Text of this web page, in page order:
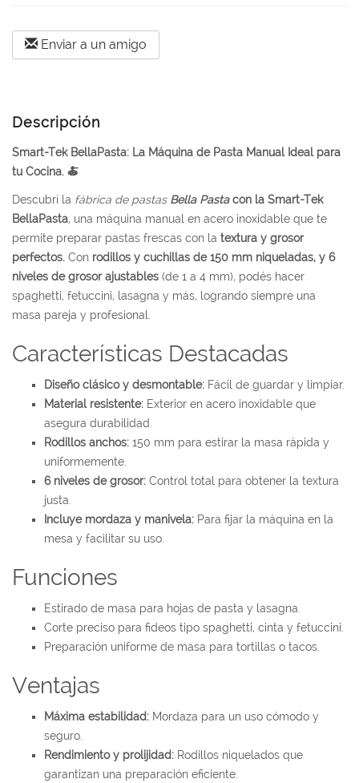
Enviar a un amigo
Descripción
Smart-Tek BellaPasta: La Máquina de Pasta Manual Ideal para
tu Cocina. 🍝
Descubrí la fábrica de pastasBella Pastacon la Smart-Tek
BellaPasta, una máquina manual en acero inoxidable que te
permite preparar pastas frescas con la textura y grosor
perfectos. Con rodillos y cuchillas de 150 mm niqueladas, y 6
niveles de grosor ajustables (de 1 a 4 mm), podés hacer
spaghetti, fetuccini, lasagna y más, logrando siempre una
masa pareja y profesional.
Características Destacadas
Diseño clásico y desmontable: Fácil de guardar y limpiar.
Material resistente: Exterior en acero inoxidable que
asegura durabilidad.
Rodillos anchos: 150 mm para estirar la masa rápida y
uniformemente.
6 niveles de grosor: Control total para obtener la textura
justa.
Incluye mordaza y manivela: Para fijar la máquina en la
mesa y facilitar su uso.
Funciones
Estirado de masa para hojas de pasta y lasagna.
Corte preciso para fideos tipo spaghetti, cinta y fetuccini.
Preparación uniforme de masa para tortillas o tacos.
Ventajas
Máxima estabilidad: Mordaza para un uso cómodo y
seguro.
Rendimiento y prolijidad: Rodillos niquelados que
garantizan una preparación eficiente.